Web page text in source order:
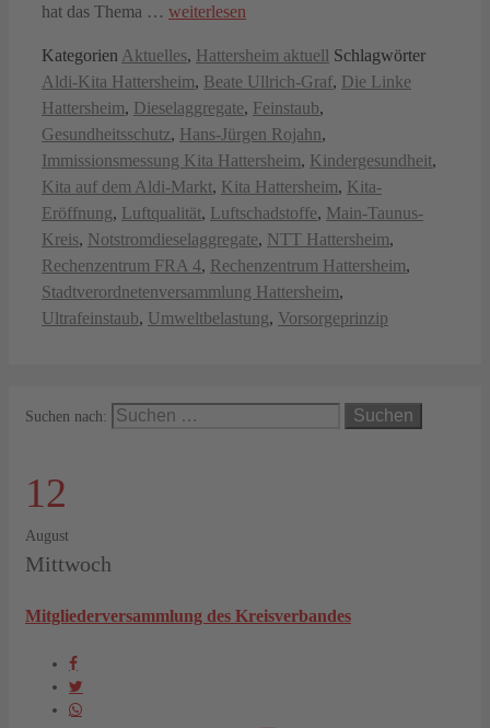
hat das Thema … weiterlesen
Kategorien Aktuelles, Hattersheim aktuell Schlagwörter
Aldi-Kita Hattersheim, Beate Ullrich-Graf, Die Linke
Hattersheim, Dieselaggregate, Feinstaub,
Gesundheitsschutz, Hans-Jürgen Rojahn,
Immissionsmessung Kita Hattersheim, Kindergesundheit,
Kita auf dem Aldi-Markt, Kita Hattersheim, Kita-
Eröffnung, Luftqualität, Luftschadstoffe, Main-Taunus-
Kreis, Notstromdieselaggregate, NTT Hattersheim,
Rechenzentrum FRA 4, Rechenzentrum Hattersheim,
Stadtverordnetenversammlung Hattersheim,
Ultrafeinstaub, Umweltbelastung, Vorsorgeprinzip
Suchen nach:
12
August
Mittwoch
Mitgliederversammlung des Kreisverbandes